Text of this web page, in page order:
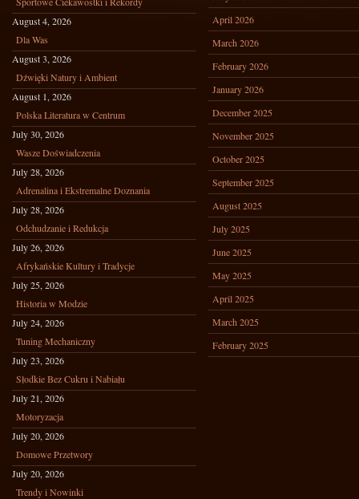
August 4, 2026
Dla Was
August 3, 2026
Dźwięki Natury i Ambient
August 1, 2026
Polska Literatura w Centrum
July 30, 2026
Wasze Doświadczenia
July 28, 2026
Adrenalina i Ekstremalne Doznania
July 28, 2026
Odchudzanie i Redukcja
July 26, 2026
Afrykańskie Kultury i Tradycje
July 25, 2026
Historia w Modzie
July 24, 2026
Tuning Mechaniczny
July 23, 2026
Słodkie Bez Cukru i Nabiału
July 21, 2026
Motoryzacja
July 20, 2026
Domowe Przetwory
July 20, 2026
Trendy i Nowinki
April 2026
March 2026
February 2026
January 2026
December 2025
November 2025
October 2025
September 2025
August 2025
July 2025
June 2025
May 2025
April 2025
March 2025
February 2025